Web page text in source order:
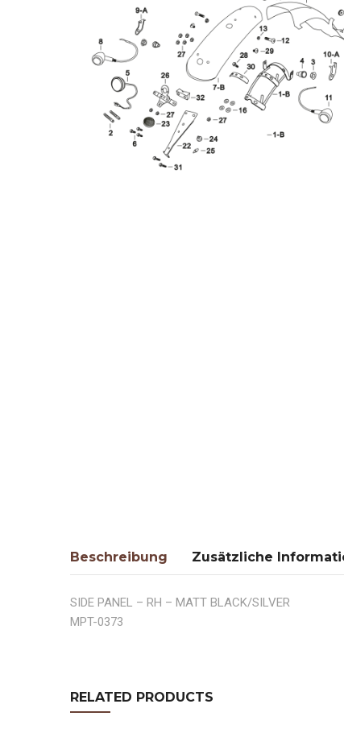
Beschreibung Zusätzliche
SIDE PANEL – RH – MATT BLACK/SILVER
MPT-0373
RELATED PRODUCTS